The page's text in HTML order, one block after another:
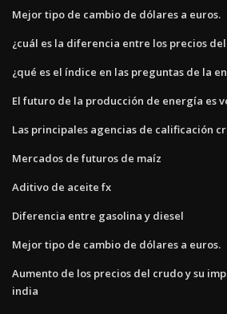
Mejor tipo de cambio de dólares a euros.
¿cuál es la diferencia entre los precios
¿qué es el índice en las preguntas de la
El futuro de la producción de energía es
Las principales agencias de calificación
Mercados de futuros de maíz
Aditivo de aceite fx
Diferencia entre gasolina y diesel
Mejor tipo de cambio de dólares a euros.
Aumento de los precios del crudo y su
india